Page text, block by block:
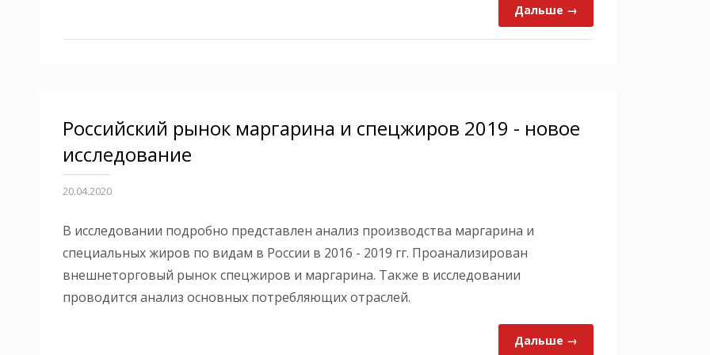
Дальше →
Российский рынок маргарина и спецжиров 2019 - новое
исследование
20.04.2020
В исследовании подробно представлен анализ производства маргарина и
специальных жиров по видам в России в 2016 - 2019 гг. Проанализирован
внешнеторговый рынок спецжиров и маргарина. Также в исследовании
проводится анализ основных потребляющих отраслей.
Дальше →